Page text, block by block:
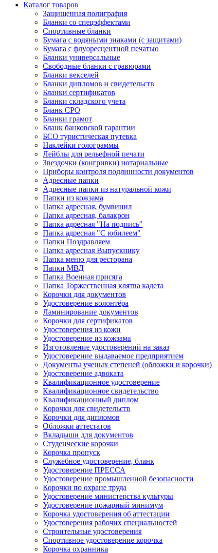
Каталог товаров
Защищенная полиграфия
Бланки со спецэффектами
Спортивные бланки
Бумага с водяными знаками (с защитами)
Бумага с флуоресцентной печатью
Бланки универсальные
Свободные бланки с гравюрами
Бланки векселей
Бланки дипломов и свидетельств
Бланки сертификатов
Бланки складского учета
Бланк СРО
Бланки грамот
Бланк банковской гарантии
БСО туристическая путевка
Наклейки голограммы
Лейблы для рельефной печати
Звездочки (конгривки) нотариальные
Приборы контроля подлинности документов
Адресные папки
Адресные папки из натуральной кожи
Папки из кожзама
Папка адресная, бумвинил
Папка адресная, балакрон
Папка адресная "На подпись"
Папка адресная "C юбилеем"
Папки Поздравляем
Папка адресная Выпускнику
Папка меню для ресторана
Папки МВД
Папка Военная присяга
Папка Торжественная клятва кадета
Корочки для документов
Удостоверение волонтёра
Ламинирование документов
Корочки для сертификатов
Удостоверения из кожи
Удостоверение из кожзама
Изготовление удостоверений на заказ
Удостоверение выдаваемое предприятием
Документы ученых степеней (обложки и корочки)
Удостоверение адвоката
Квалификационное удостоверение
Квалификационное свидетельство
Квалификационный диплом
Корочки для свидетельств
Корочки для дипломов
Обложки аттестатов
Вкладыши для документов
Студенческие корочки
Корочка пропуск
Служебное удостоверение, бланк
Удостоверение ПРЕССА
Удостоверение промышленной безопасности
Корочки по охране труда
Удостоверение министерства культуры
Удостоверение пожарный минимум
Корочка удостоверения об аттестации
Удостоверения рабочих специальностей
Строительные удостоверения
Спортивное удостоверение корочка
Корочка охранника